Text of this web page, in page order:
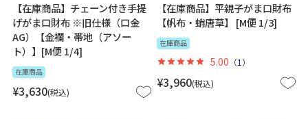
【在庫商品】チェーン付き手提
げがま口財布 ※旧仕様（口金
AG）【金襴・帯地（アソー
ト）】[M便 1/4]
在庫商品
¥3,630 税込
【在庫商品】平親子がま口財布
【帆布・蛸唐草】 [M便 1/3]
在庫商品
¥3,960 税込
5.00 （1 ）